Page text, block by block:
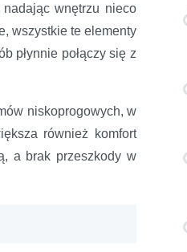
wnętrzu nieco
wszystkie te elementy
płynnie połączy się z
niskoprogowych, w
również komfort
a brak przeszkody w